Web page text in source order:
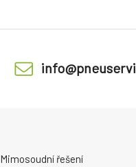
Mimosoudní řešení